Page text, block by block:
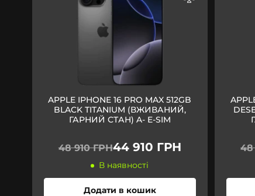
APPLE IPHONE 16 PRO MAX 512GB
BLACK TITANIUM (ВЖИВАНИЙ,
ГАРНИЙ СТАН) A- E-SIM
48 910 ГРН44 910 ГРН
В наявності
Додати в кошик
48